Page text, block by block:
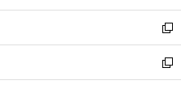
開
く
ウ
で
開
く
ン
ド
ウ
で
開
ウ
ィ
ン
ド
ウ
し
い
ウ
ィ
ン
新
し
い
ウ
新
し